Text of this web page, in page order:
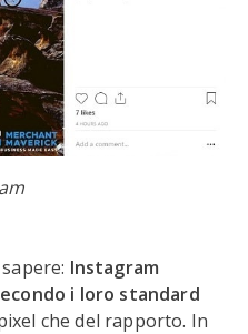
Instagram
i loro standard
che del rapporto. In